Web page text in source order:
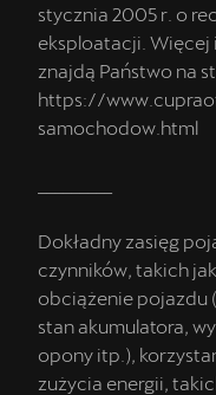
stycznia 2005 r. o
eksploatacji.
znajdą Państwo na
https://
samochodow.html
Dokładny zasięg
czynników, takich
obciążenie pojazdu
stan akumulatora,
opony itp.),
zużycia energii,